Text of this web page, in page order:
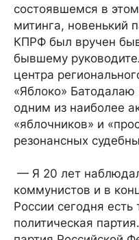
состоявшемся в
митинга, новенький
КПРФ был вручен
бывшему
центра
«Яблоко»
одним из наиболее
«яблочников» и
резонансных
— Я 20 лет
коммунистов и в
России сегодня
политическая